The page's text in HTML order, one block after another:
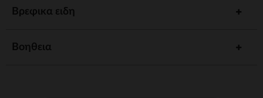
Βρεφικα ειδη
Βοηθεια